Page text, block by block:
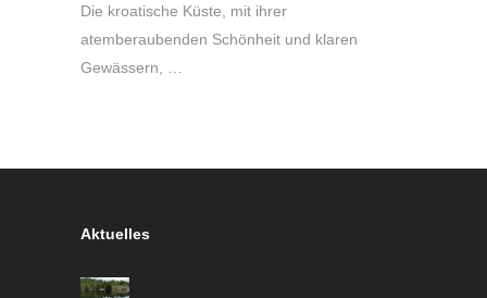
Die kroatische Küste, mit ihrer
atemberaubenden Schönheit und klaren
Gewässern, …
Aktuelles